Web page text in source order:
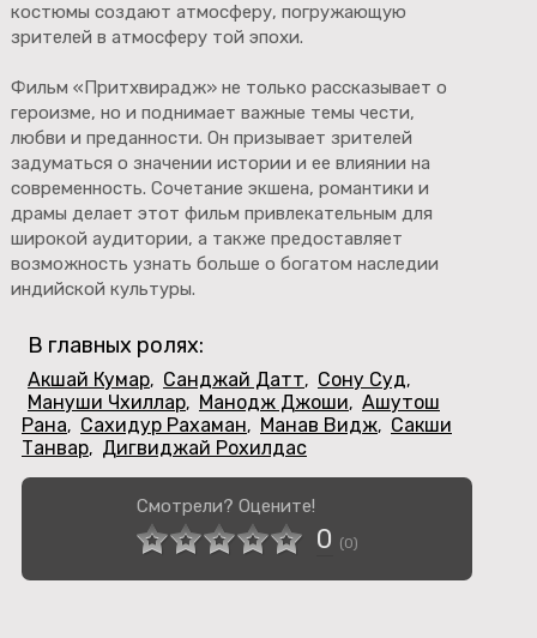
костюмы создают атмосферу, погружающую
зрителей в атмосферу той эпохи.
Фильм «Притхвирадж» не только рассказывает о
героизме, но и поднимает важные темы чести,
любви и преданности. Он призывает зрителей
задуматься о значении истории и ее влиянии на
современность. Сочетание экшена, романтики и
драмы делает этот фильм привлекательным для
широкой аудитории, а также предоставляет
возможность узнать больше о богатом наследии
индийской культуры.
В главных ролях:
Акшай Кумар, Санджай Датт, Сону Суд,
Мануши Чхиллар, Манодж Джоши, Ашутош
Рана, Сахидур Рахаман, Манав Видж, Сакши
Танвар, Дигвиджай Рохилдас
Смотрели? Оцените!
0 (0)